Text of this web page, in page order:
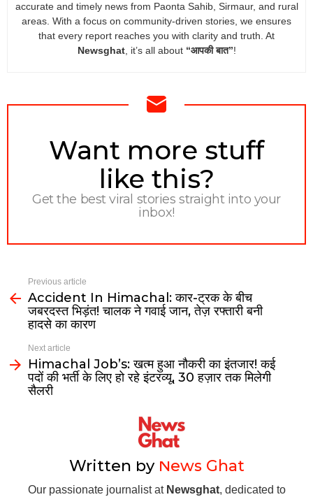
accurate and timely news from Paonta Sahib, Sirmaur, and rural
areas. With a focus on community-driven stories, we ensures
that every report reaches you with clarity and truth. At
Newsghat, it’s all about “आपकी बात”!
NEWSLETTER
Want more stuff
like this?
Get the best viral stories straight into your
inbox!
Previous article
Accident In Himachal: कार-ट्रक के बीच
जबरदस्त भिड़ंत! चालक ने गवाई जान, तेज़ रफ्तारी बनी
हादसे का कारण
Next article
Himachal Job’s: खत्म हुआ नौकरी का इंतजार! कई
पदों की भर्ती के लिए हो रहे इंटरव्यू, 30 हज़ार तक मिलेगी
सैलरी
Written by News Ghat
Our passionate journalist at Newsghat, dedicated to